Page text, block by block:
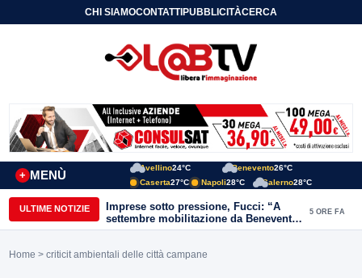
CHI SIAMOCONTATTIPUBBLICITÀCERCA
MENÙ
+
Avellino24°C Benevento26°C
Caserta27°C Napoli28°C Salerno28°C
ULTIME NOTIZIE
Imprese sotto pressione, Fucci: “A
settembre mobilitazione da Benevento
e Avellino”
5 ORE FA
Home > criticit ambientali delle città campane